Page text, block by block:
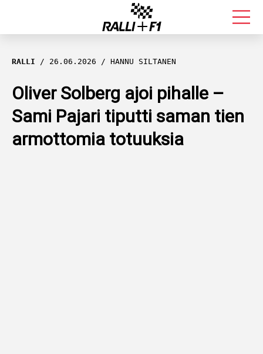
FORMULA 1
RALLI
KALLE ROVANPERÄ
VALTTERI BOTTAS
RALLI 26.06.2026 HANNU SILTANEN
Oliver Solberg ajoi pihalle –
Sami Pajari tiputti saman tien
armottomia totuuksia